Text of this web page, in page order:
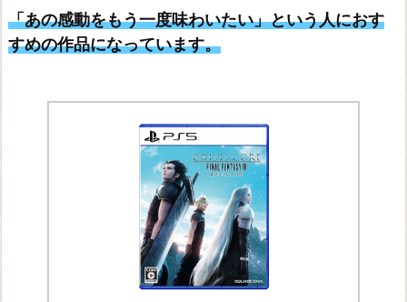
「あの感動をもう一度味わいたい」という人におす
すめの作品になっています。